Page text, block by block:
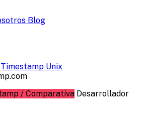
Blog
Unix
/ Comparativa Desarrollador